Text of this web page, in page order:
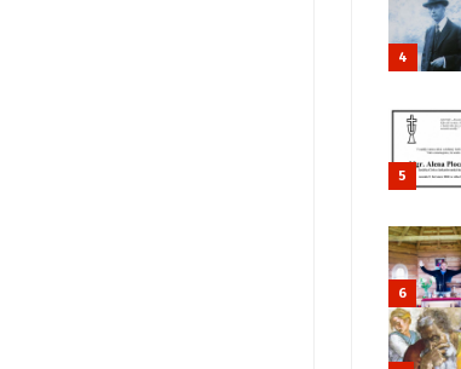
4
5
6